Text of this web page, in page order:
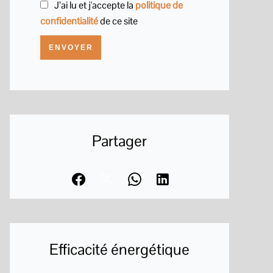
J’ai lu et j'accepte la politique de
confidentialitéde ce site
ENVOYER
Partager
Efficacité énergétique